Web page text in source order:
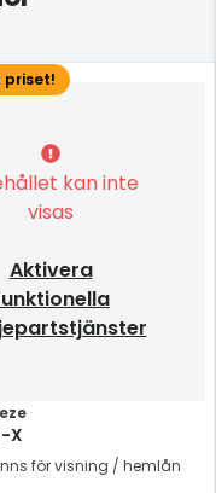
kan inte
visas
Aktivera
X
för visning / hemlån
priset!